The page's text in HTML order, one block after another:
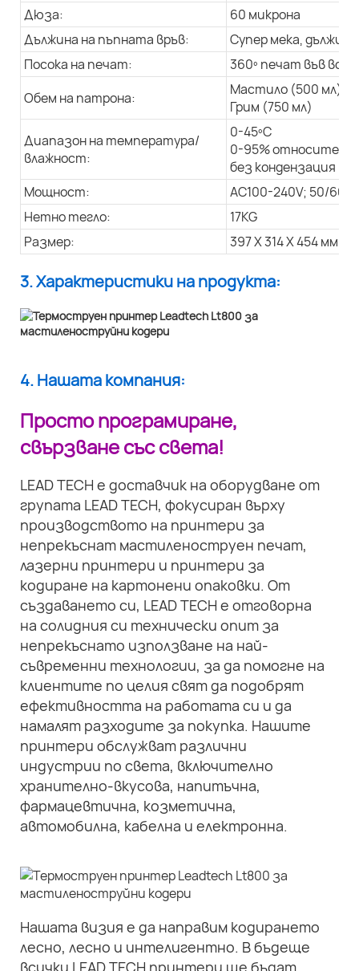
Дюза:
60 микрона
Дължина на пъпната връв:
Супер мека,
Посока на печат:
360º печат във
Обем на патрона:
Мастило (500 мл)
Грим (750 мл)
Диапазон на температура/
влажност:
0-45ºC
0-95%
без кондензация
Мощност:
AC100-240V; 50/
Нетно тегло:
17KG
Размер:
397 X 314 X 454 мм
3. Характеристики на продукта:
4. Нашата компания:
Просто програмиране,
свързване със света!
LEAD TECH е доставчик на оборудване от
групата LEAD TECH, фокусиран върху
производството на принтери за
непрекъснат мастиленоструен печат,
лазерни принтери и принтери за
кодиране на картонени опаковки. От
създаването си, LEAD TECH е отговорна
на солидния си технически опит за
непрекъснато използване на най-
съвременни технологии, за да помогне на
клиентите по целия свят да подобрят
ефективността на работата си и да
намалят разходите за покупка. Нашите
принтери обслужват различни
индустрии по света, включително
хранително-вкусова, напитъчна,
фармацевтична, козметична,
автомобилна, кабелна и електронна.
Нашата визия е да направим кодирането
лесно, лесно и интелигентно. В бъдеще